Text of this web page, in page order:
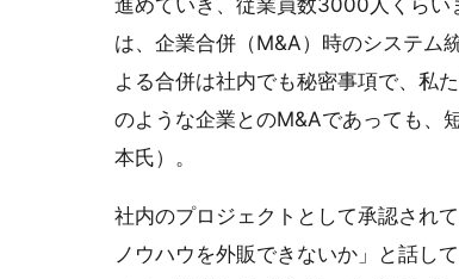
は、企業合併（M&A）時のシステム
よる合併は社内でも秘密事項で、私
のような企業とのM&Aであっても、
本氏）。
社内のプロジェクトとして承認され
ノウハウを外販できないか」と話し